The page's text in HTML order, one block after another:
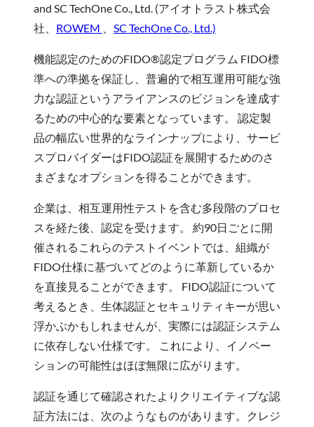
and SC TechOne Co., Ltd. (アイオトラスト株式会
社
ROWEM SC TechOne Co., Ltd.)
機能認定のためのFIDO®認定プログラム FIDO標
準への準拠を保証し、普遍的で相互運用可能な強
力な認証というアライアンスのビジョンを達成す
るための中心的な要素となっています。 認定製
品の幅広い世界的なラインナップにより、サービ
スプロバイダーはFIDO認証を展開するためのさ
まざまなオプションを得ることができます。
企業は、相互運用性テストを含む多段階のプロセ
スを経た後、認定を受けます。 約90日ごとに開
催されるこれらのテストイベントでは、組織が
FIDO仕様に基づいてどのように革新しているか
を直接見ることができます。 FIDO認証について
考えるとき、生体認証とセキュリティキーが思い
浮かぶかもしれませんが、実際には認証システム
に依存しない仕様です。 これにより、イノベー
ションの可能性はほぼ無限に広がります。
認証を通じて確認されたよりクリエイティブな認
証方法には、次のようなものがあります。クレジ